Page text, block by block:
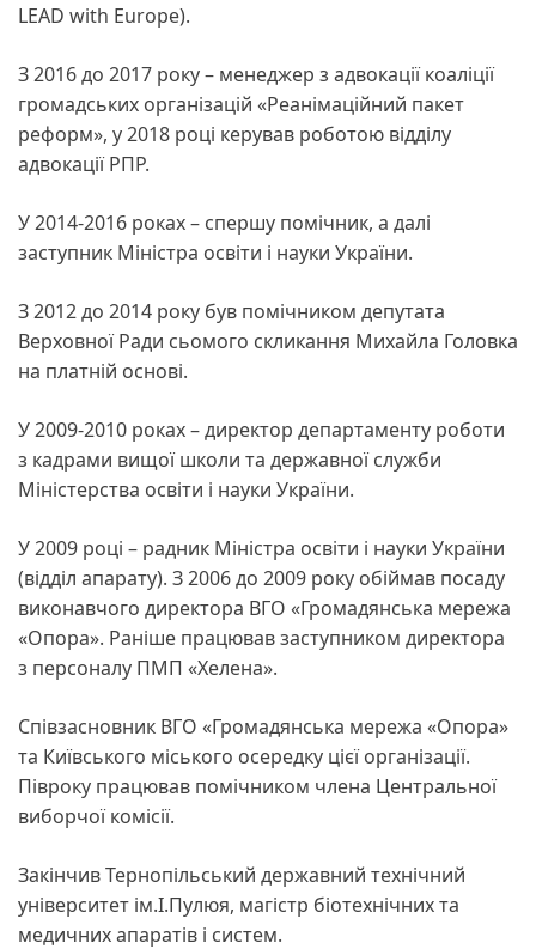
LEAD with Europe).
З 2016 до 2017 року – менеджер з адвокації коаліції
громадських організацій «Реанімаційний пакет
реформ», у 2018 році керував роботою відділу
адвокації РПР.
У 2014-2016 роках – спершу помічник, а далі
заступник Міністра освіти і науки України.
З 2012 до 2014 року був помічником депутата
Верховної Ради сьомого скликання Михайла Головка
на платній основі.
У 2009-2010 роках – директор департаменту роботи
з кадрами вищої школи та державної служби
Міністерства освіти і науки України.
У 2009 році – радник Міністра освіти і науки України
(відділ апарату). З 2006 до 2009 року обіймав посаду
виконавчого директора ВГО «Громадянська мережа
«Опора». Раніше працював заступником директора
з персоналу ПМП «Хелена».
Співзасновник ВГО «Громадянська мережа «Опора»
та Київського міського осередку цієї організації.
Півроку працював помічником члена Центральної
виборчої комісії.
Закінчив Тернопільський державний технічний
університет ім.І.Пулюя, магістр біотехнічних та
медичних апаратів і систем.